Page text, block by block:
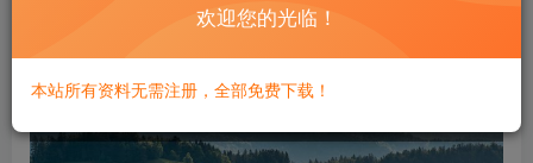
欢迎您的光临！
本站所有资料无需注册，全部免费下载！